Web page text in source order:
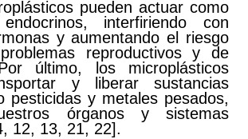
pueden actuar como
interfiriendo con
y aumentando el riesgo
reproductivos y de
último, los microplásticos
y liberar sustancias
pesticidas y metales pesados,
órganos y sistemas
12, 13, 21, 22].